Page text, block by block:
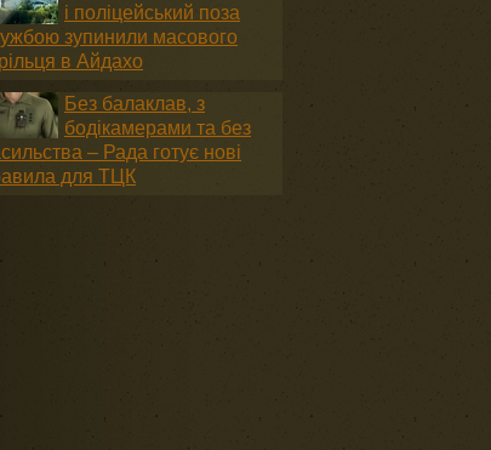
і поліцейський поза
зупинили масового
в Айдахо
Без балаклав, з
бодікамерами та без
– Рада готує нові
для ТЦК